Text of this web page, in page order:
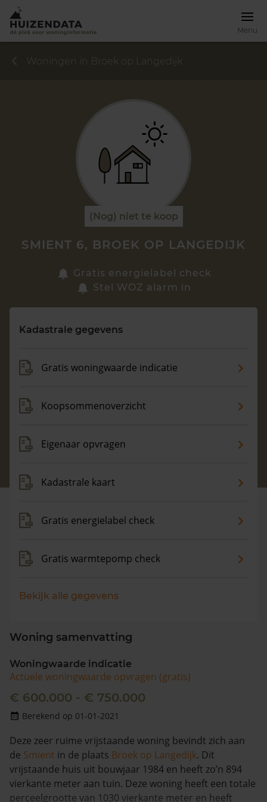
Menu
Zoek een woning
Maandag t/m vrijdag - 08:00 -18:00
Woningen in Broek op Langedijk
(Nog) niet te koop
SMIENT 6, BROEK OP LANGEDIJK
Gratis energielabel check
Stel WOZ alarm in
Kadastrale gegevens
Gratis woningwaarde indicatie
Koopsommenoverzicht
Eigenaar opvragen
Kadastrale kaart
Gratis energielabel check
Gratis warmtepomp check
Bekijk alle gegevens
Woning samenvatting
Woningwaarde indicatie
Actuele woningwaarde opvragen (gratis)
€ 600.000 - € 750.000
Berekend op 01-01-2021
Deze zeer ruime vrijstaande woning bevindt zich aan
de Smient in de plaats Broek op Langedijk. Dit
vrijstaande huis uit bouwjaar 1984 en heeft zo’n 894
vierkante meter aan tuin. Deze woning heeft een totale
perceelgrootte van 1030 vierkante meter en heeft